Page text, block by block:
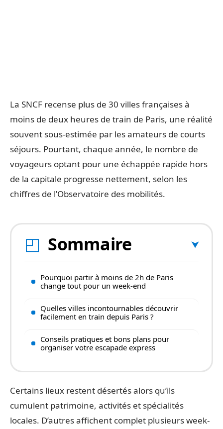
La SNCF recense plus de 30 villes françaises à
moins de deux heures de train de Paris, une réalité
souvent sous-estimée par les amateurs de courts
séjours. Pourtant, chaque année, le nombre de
voyageurs optant pour une échappée rapide hors
de la capitale progresse nettement, selon les
chiffres de l’Observatoire des mobilités.
Sommaire
Pourquoi partir à moins de 2h de Paris
change tout pour un week-end
Quelles villes incontournables découvrir
facilement en train depuis Paris ?
Conseils pratiques et bons plans pour
organiser votre escapade express
Certains lieux restent désertés alors qu’ils
cumulent patrimoine, activités et spécialités
locales. D’autres affichent complet plusieurs week-